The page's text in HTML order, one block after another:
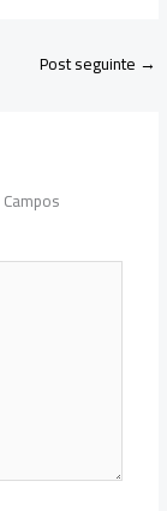
Post seguinte →
Campos